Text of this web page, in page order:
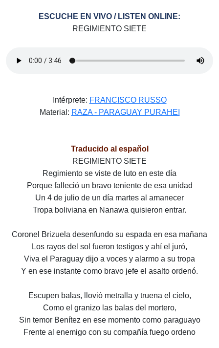
ESCUCHE EN VIVO / LISTEN ONLINE:
REGIMIENTO SIETE
Intérprete: FRANCISCO RUSSO
Material: RAZA - PARAGUAY PURAHEI
Traducido al español
REGIMIENTO SIETE
Regimiento se viste de luto en este día
Porque falleció un bravo teniente de esa unidad
Un 4 de julio de un día martes al amanecer
Tropa boliviana en Nanawa quisieron entrar.
Coronel Brizuela desenfundo su espada en esa mañana
Los rayos del sol fueron testigos y ahí el juró,
Viva el Paraguay dijo a voces y alarmo a su tropa
Y en ese instante como bravo jefe el asalto ordenó.
Escupen balas, llovió metralla y truena el cielo,
Como el granizo las balas del mortero,
Sin temor Benítez en ese momento como paraguayo
Frente al enemigo con su compañía fuego ordeno